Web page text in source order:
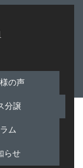
の声
分譲
ム
らせ